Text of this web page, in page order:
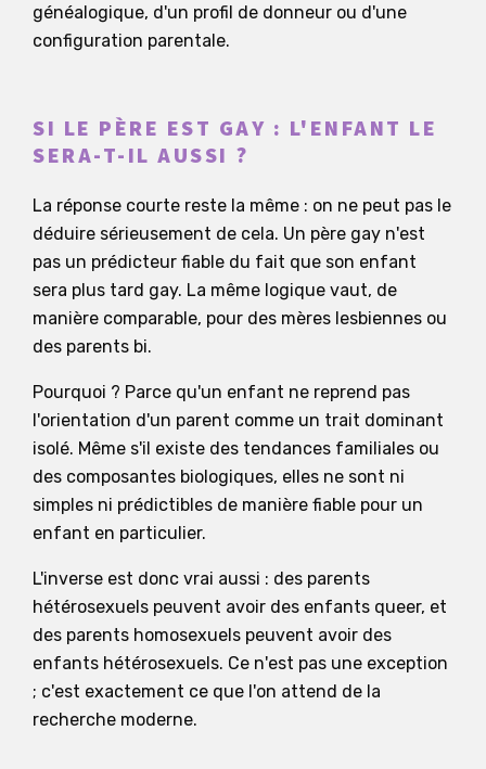
généalogique, d'un profil de donneur ou d'une
configuration parentale.
SI LE PÈRE EST GAY : L'ENFANT LE
SERA-T-IL AUSSI ?
La réponse courte reste la même : on ne peut pas le
déduire sérieusement de cela. Un père gay n'est
pas un prédicteur fiable du fait que son enfant
sera plus tard gay. La même logique vaut, de
manière comparable, pour des mères lesbiennes ou
des parents bi.
Pourquoi ? Parce qu'un enfant ne reprend pas
l'orientation d'un parent comme un trait dominant
isolé. Même s'il existe des tendances familiales ou
des composantes biologiques, elles ne sont ni
simples ni prédictibles de manière fiable pour un
enfant en particulier.
L'inverse est donc vrai aussi : des parents
hétérosexuels peuvent avoir des enfants queer, et
des parents homosexuels peuvent avoir des
enfants hétérosexuels. Ce n'est pas une exception
; c'est exactement ce que l'on attend de la
recherche moderne.